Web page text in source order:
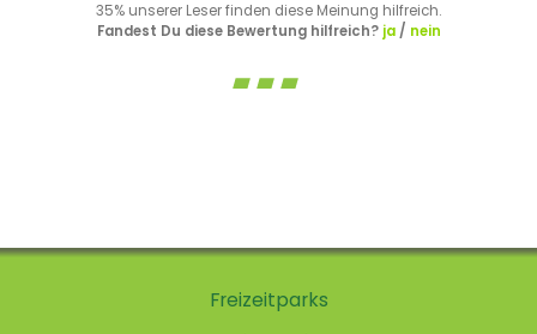
35% unserer Leser finden diese Meinung hilfreich.
Fandest Du diese Bewertung hilfreich? ja/ nein
Freizeitparks